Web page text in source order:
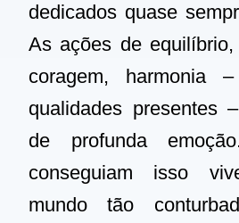
dedicados quase
As ações de equilíbrio,
coragem, harmonia
qualidades presentes
de profunda
conseguiam isso
mundo tão